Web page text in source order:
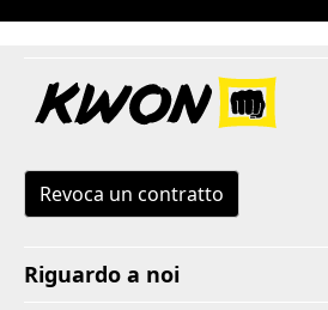
Revoca un contratto
Riguardo a noi